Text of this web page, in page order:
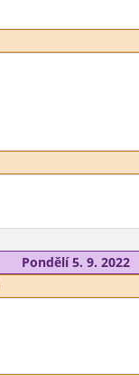
Pondělí 5. 9. 2022